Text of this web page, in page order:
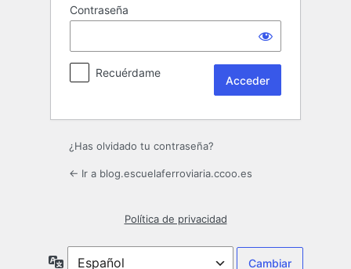
Contraseña
Recuérdame
¿Has olvidado tu contraseña?
← Ir a blog.escuelaferroviaria.ccoo.es
Política de privacidad
Idioma